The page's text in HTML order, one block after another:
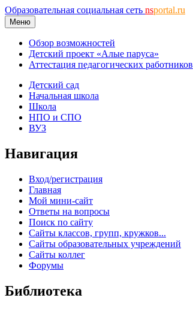
Образовательная социальная сеть nsportal.ru
Меню
Обзор возможностей
Детский проект «Алые паруса»
Аттестация педагогических работников
Детский сад
Начальная школа
Школа
НПО и СПО
ВУЗ
Навигация
Вход/регистрация
Главная
Мой мини-сайт
Ответы на вопросы
Поиск по сайту
Сайты классов, групп, кружков...
Сайты образовательных учреждений
Сайты коллег
Форумы
Библиотека